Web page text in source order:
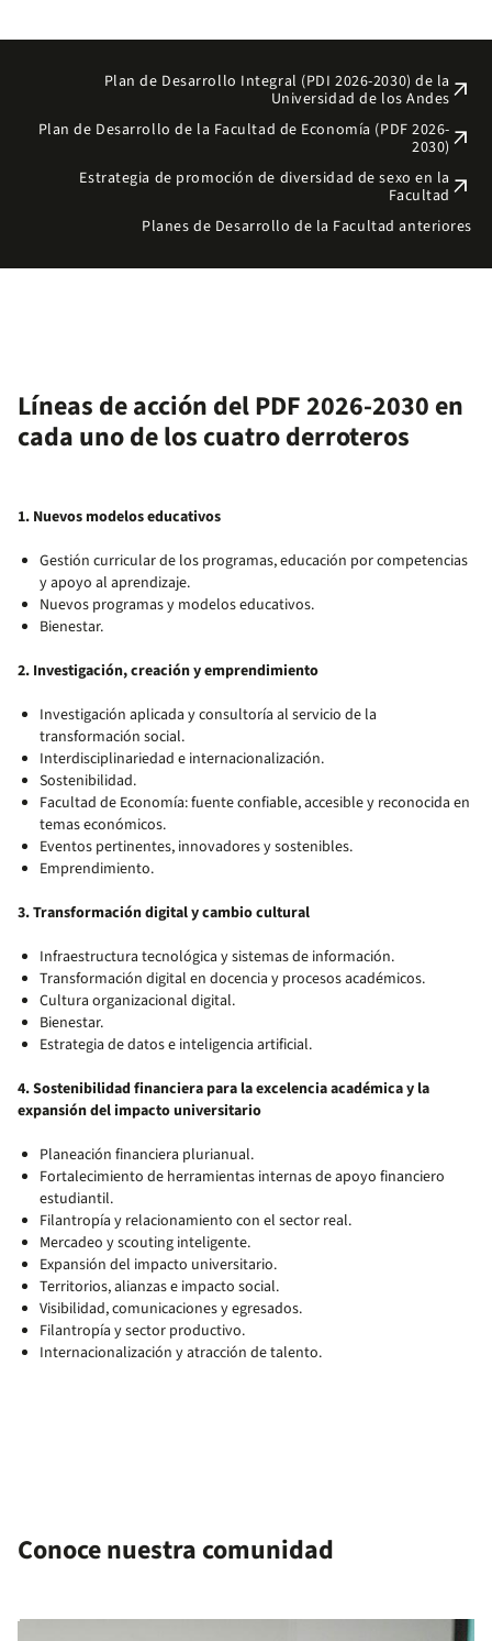
Plan de Desarrollo Integral (PDI 2026-2030) de la
Universidad de los Andes arrow_outward
Plan de Desarrollo de la Facultad de Economía (PDF 2026-
2030) arrow_outward
Estrategia de promoción de diversidad de sexo en la
Facultad arrow_outward
Planes de Desarrollo de la Facultad anteriores
Líneas de acción del PDF 2026-2030 en
cada uno de los cuatro derroteros
1. Nuevos modelos educativos
Gestión curricular de los programas, educación por competencias
y apoyo al aprendizaje.
Nuevos programas y modelos educativos.
Bienestar.
2. Investigación, creación y emprendimiento
Investigación aplicada y consultoría al servicio de la
transformación social.
Interdisciplinariedad e internacionalización.
Sostenibilidad.
Facultad de Economía: fuente confiable, accesible y reconocida en
temas económicos.
Eventos pertinentes, innovadores y sostenibles.
Emprendimiento.
3. Transformación digital y cambio cultural
Infraestructura tecnológica y sistemas de información.
Transformación digital en docencia y procesos académicos.
Cultura organizacional digital.
Bienestar.
Estrategia de datos e inteligencia artificial.
4. Sostenibilidad financiera para la excelencia académica y la
expansión del impacto universitario
Planeación financiera plurianual.
Fortalecimiento de herramientas internas de apoyo financiero
estudiantil.
Filantropía y relacionamiento con el sector real.
Mercadeo y scouting inteligente.
Expansión del impacto universitario.
Territorios, alianzas e impacto social.
Visibilidad, comunicaciones y egresados.
Filantropía y sector productivo.
Internacionalización y atracción de talento.
Conoce nuestra comunidad